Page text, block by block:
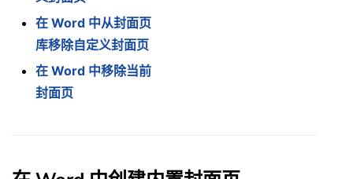
在 Word 中从封面页
库移除自定义封面页
在 Word 中移除当前
封面页